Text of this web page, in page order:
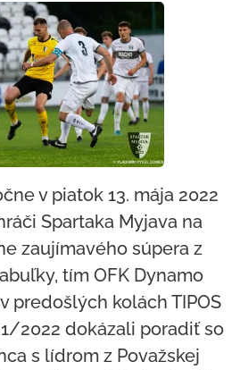
v piatok 13. mája 2022
Spartaka Myjava na
zaujímavého súpera z
tím OFK Dynamo
predošlých kolách TIPOS
2022 dokázali poradiť so
s lídrom z Považskej